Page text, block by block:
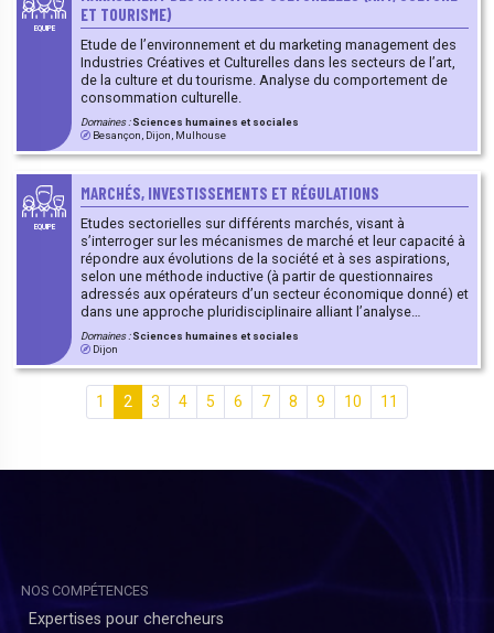
EQUIPE
ET TOURISME)
Etude de l’environnement et du marketing management des
Industries Créatives et Culturelles dans les secteurs de l’art,
de la culture et du tourisme. Analyse du comportement de
consommation culturelle.
Domaines :Sciences humaines et sociales
Besançon, Dijon, Mulhouse
EQUIPE
MARCHÉS, INVESTISSEMENTS ET RÉGULATIONS
Etudes sectorielles sur différents marchés, visant à
s’interroger sur les mécanismes de marché et leur capacité à
répondre aux évolutions de la société et à ses aspirations,
selon une méthode inductive (à partir de questionnaires
adressés aux opérateurs d’un secteur économique donné) et
dans une approche pluridisciplinaire alliant l’analyse
juridique à l’analyse économique, notamment celle des
investissements réalisés et des pratiques des opérateurs
économiques.
Domaines :Sciences humaines et sociales
Dijon
1 2 3 4 5 6 7 8 9 10 11
NOS COMPÉTENCES
Expertises pour chercheurs